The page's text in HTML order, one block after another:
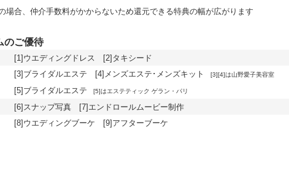
場合、仲介手数料がかからないため還元できる特典の幅が広がります
のご優待
[1]ウエディングドレス [2]タキシード
[3]ブライダルエステ [4]メンズエステ･メンズキット [3][4]は山野愛子美容室
[5]ブライダルエステ [5]はエステティック ゲラン・パリ
[6]スナップ写真 [7]エンドロールムービー制作
[8]ウエディングブーケ [9]アフターブーケ